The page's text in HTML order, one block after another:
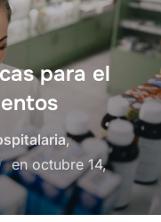
para el
,
en Publicado
el
octubre 14,